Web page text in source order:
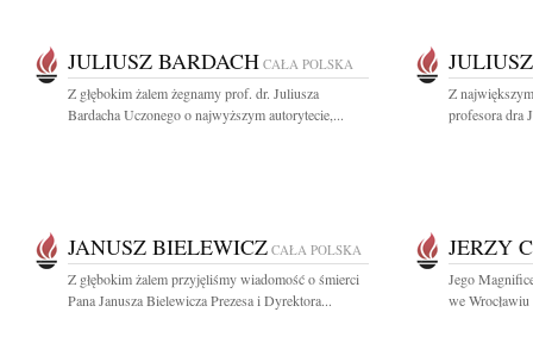
JULIUSZ BARDACH CAŁA POLSKA
Z głębokim żalem żegnamy prof. dr. Juliusza
Bardacha Uczonego o najwyższym autorytecie,...
Z
profesora dra
JANUSZ BIELEWICZ CAŁA POLSKA
Z głębokim żalem przyjęliśmy wiadomość o śmierci
Pana Janusza Bielewicza Prezesa i Dyrektora...
JERZY
Jego
we